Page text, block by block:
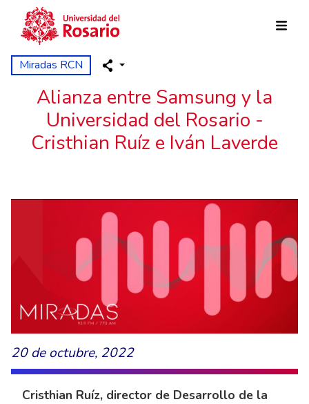
Pasar al contenido principal
Miradas RCN
Alianza entre Samsung y la
Universidad del Rosario -
Cristhian Ruíz e Iván Laverde
20 de octubre, 2022
Cristhian Ruíz, director de Desarrollo de la